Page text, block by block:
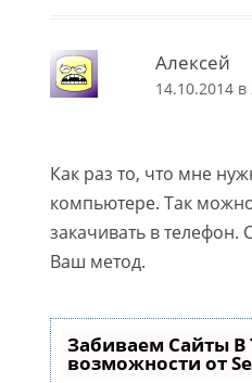
Алексей
14.10.2014 в
Как раз то, что мне
компьютере. Так
закачивать в
Ваш метод.
Забиваем Сайты
возможности от